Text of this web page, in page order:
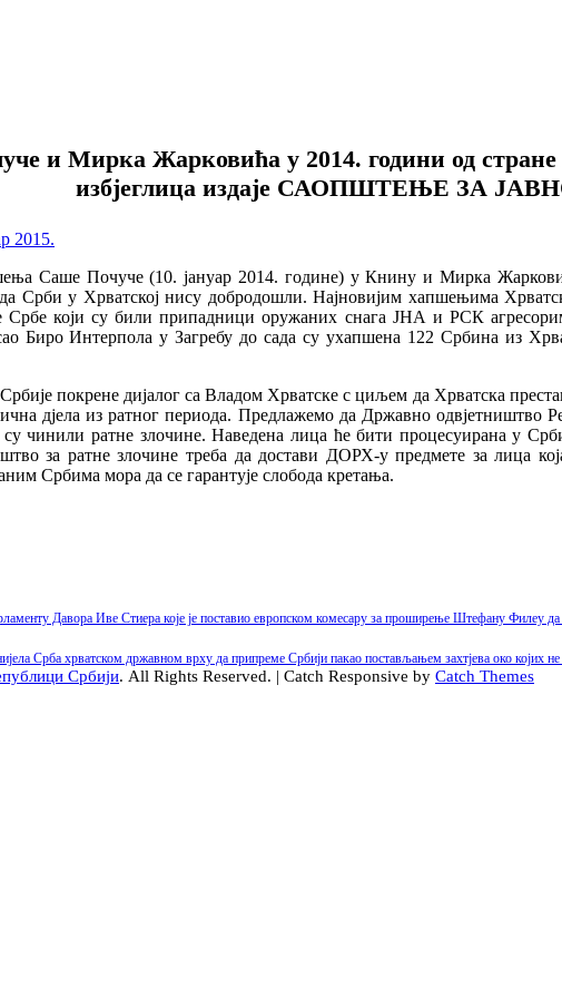
и Мирка Жарковића у 2014. години од стране
избјеглица издаје САОПШТЕЊЕ ЗА
2015.
Саше Почуче (10. јануар 2014. године) у Книну и Мирка
Срби у Хрватској нису добродошли. Најновијим хапшењима
Србе који су били припадници оружаних снага ЈНА и РСК
Биро Интерпола у Загребу до сада су ухапшена 122 Србина из
покрене дијалог са Владом Хрватске с циљем да Хрватска
дјела из ратног периода. Предлажемо да Државно
су чинили ратне злочине. Наведена лица ће бити процесуирана у
за ратне злочине треба да достави ДОРХ-у предмете за лица
Србима мора да се гарантује слобода кретања.
Давора Иве Стиера које је поставио европском комесару за проширење Штефану Филеу
Срба хрватском државном врху да припреме Србији пакао постављањем захтјева око
Србији. All Rights Reserved. | Catch Responsive by Catch Themes